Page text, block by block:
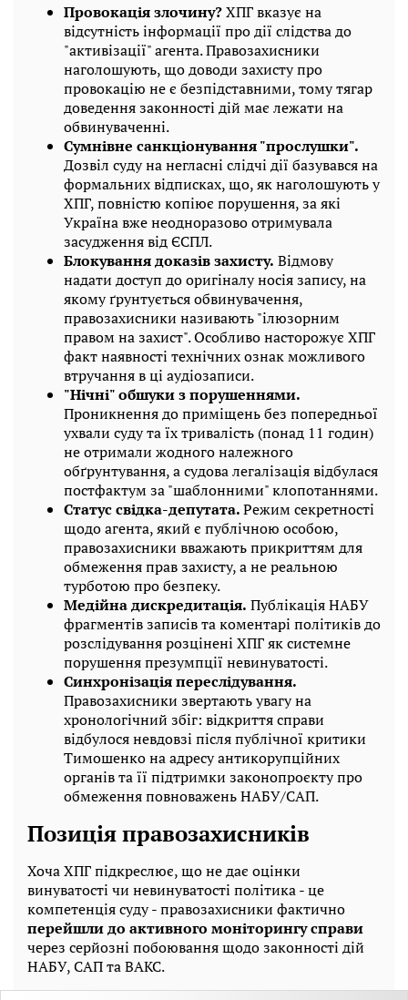
Провокація злочину?ХПГ вказує на
відсутність інформації про дії слідства до
"активізації" агента. Правозахисники
наголошують, що доводи захисту про
провокацію не є безпідставними, тому тягар
доведення законності дій має лежати на
обвинуваченні.
Сумнівне санкціонування "прослушки".
Дозвіл суду на негласні слідчі дії базувався на
формальних відписках, що, як наголошують у
ХПГ, повністю копіює порушення, за які
Україна вже неодноразово отримувала
засудження від ЄСПЛ.
Блокування доказів захисту. Відмову
надати доступ до оригіналу носія запису, на
якому ґрунтується обвинувачення,
правозахисники називають "ілюзорним
правом на захист". Особливо насторожує ХПГ
факт наявності технічних ознак можливого
втручання в ці аудіозаписи.
"Нічні" обшуки з порушеннями.
Проникнення до приміщень без попередньої
ухвали суду та їх тривалість (понад 11 годин)
не отримали жодного належного
обґрунтування, а судова легалізація відбулася
постфактум за "шаблонними" клопотаннями.
Статус свідка-депутата.Режим секретності
щодо агента, який є публічною особою,
правозахисники вважають прикриттям для
обмеження прав захисту, а не реальною
турботою про безпеку.
Медійна дискредитація. Публікація НАБУ
фрагментів записів та коментарі політиків до
розслідування розцінені ХПГ як системне
порушення презумпції невинуватості.
Синхронізація переслідування.
Правозахисники звертають увагу на
хронологічний збіг: відкриття справи
відбулося невдовзі після публічної критики
Тимошенко на адресу антикорупційних
органів та її підтримки законопроєкту про
обмеження повноважень НАБУ/САП.
Позиція правозахисників
Хоча ХПГ підкреслює, що не дає оцінки
винуватості чи невинуватості політика - це
компетенція суду - правозахисники фактично
перейшли до активного моніторингу справи
через серйозні побоювання щодо законності дій
НАБУ, САП та ВАКС.